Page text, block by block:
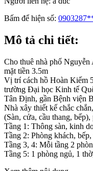
Bấm để hiện số:
Mô tả chi tiết:
Cho thuê nhà phố
mặt tiền 3.5m
Vị trí cách hồ Hoàn Kiếm
trường Đại học Kinh tế
Tân Định, gần Bệnh viện
Nhà xây thiết kế chắc
(Sàn, cửa, cầu thang,
Tầng 1: Thông sàn, kinh
Tầng 2: Phòng khách,
Tầng 3, 4: Mỗi tầng 2
Tầng 5: 1 phòng ngủ, 1